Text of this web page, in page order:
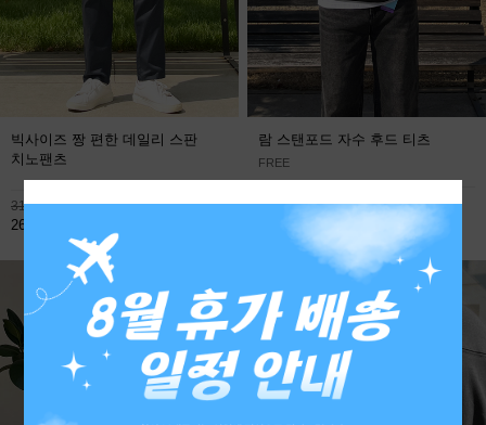
빅사이즈 짱 편한 데일리 스판
치노팬츠
31,900원
26,800원
람 스탠포드 자수 후드 티츠
FREE
113,800원